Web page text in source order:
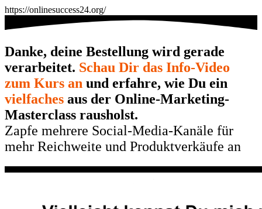
https://onlinesuccess24.org/
Danke, deine Bestellung wird gerade
verarbeitet. Schau Dir das Info-Video
zum Kurs an und erfahre, wie Du ein
vielfaches aus der Online-Marketing-
Masterclass rausholst.
Zapfe mehrere Social-Media-Kanäle für
mehr Reichweite und Produktverkäufe an